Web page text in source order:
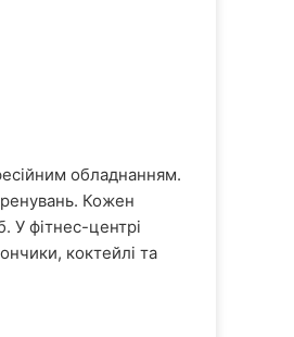
обладнанням.
Кожен
У фітнес-центрі
коктейлі та